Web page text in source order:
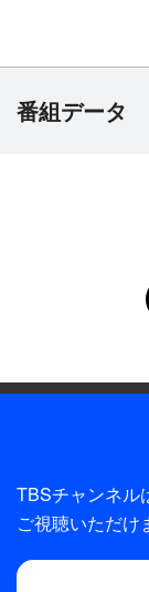
【ストーリー】
どこか懐かし
自らを天使だ
ア”のハッキ
のはあなた
る。大天使
が隠し持って
別な感情を
ン”のギター
はバンドをや
信じ続けた
番組データ
小越勇輝、桜
志、山岸門人
ディレクター・
茅野イサム
脚本
TBSチャンネル
ご視聴いただけ